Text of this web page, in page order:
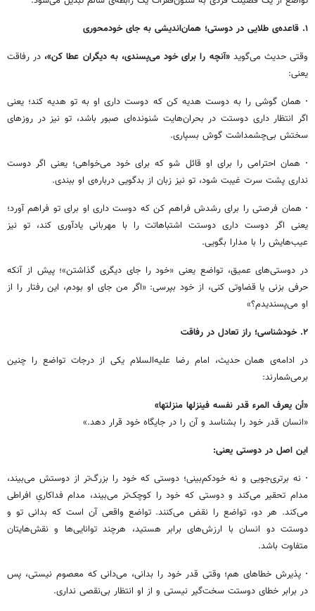
۱. قاعده‌ی طلایی در دوستی؛ همان‌اندیشی به جای خودمحوری
وقتی حدیث می‌گوید«آنچه را برای خود می‌پسندی، به دیگران عطا کن»، در رفاقت
یعنی:
· همان گوشی را به دوست هدیه کن که دوست داری او به تو هدیه کند؛ یعنی
اگر انتظار داری دوستت در بحران‌هایت شنونده‌ای صبور باشد، تو نیز در روزهای
سختش بی‌چشمداشت گوش بسپاری.
· همان احترامی را برای او قائل شو که برای خود می‌خواهی؛ یعنی اگر دوست
نداری پشت سرت غیبت شود، تو نیز زبان از بدگویی درباره‌ی او ببندی.
· همان فرصتی را برای رشدش فراهم کن که دوست داری او برای تو فراهم آورد؛
یعنی اگر دوست داری دوستت اشتباهاتت را با مهربانی یادآوری کند، تو نیز
عیب‌هایش را با مدارا بگویی.
در دوستی‌های عمیق، تواضع یعنی «خود را جای دیگری گذاشتن»؛ پیش از آنکه
حرفی بزنی یا قضاوتی کنی، از خود بپرسی: «اگر من جای او بودم، این رفتار را از
او می‌پسندیدم؟»
۲. خودشناسی؛ راز تعادل در رفاقت
در ادامه‌ی همان حدیث، امام رضا علیه‌السلام یکی از درجات تواضع را چنین
برمی‌شمارند:
«أن یعرف المرء قدر نفسه فینزلها منزلتها»
«انسان قدر خود را بشناسد و آن را در جایگاه خود قرار دهد.»
این اصل در دوستی یعنی:
· نه برتری‌جویی و نه خودکم‌بینی؛ دوستی که خود را بزرگ‌تر از دوستش می‌بیند،
مدام تحقیر می‌کند و دوستی که خود را کوچک‌تر می‌بیند، مدام فداکاریِ افراطی
می‌کند. هر دو، تواضع را نقض می‌کنند. تواضع واقعی آن است که بدانی تو و
دوستت دو انسان با ارزش‌های برابر هستید، هرچند توانایی‌ها و نقش‌هایتان
متفاوت باشد.
· پذیرش خطاهای هم؛ وقتی قدر خود را بدانی، می‌دانی که معصوم نیستی، پس
در برابر خطای دوستت سخت‌گیر نیستی و از او انتظار بی‌نقصی نداری.